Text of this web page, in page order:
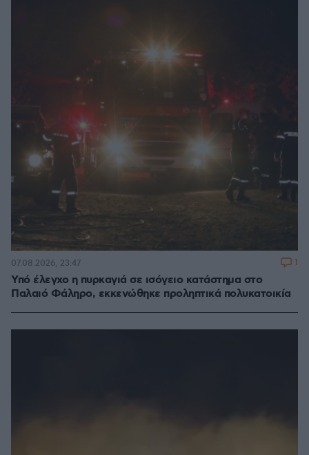
Υπό έλεγχο η πυρκαγιά σε ισόγειο κατάστημα στο
Παλαιό Φάληρο, εκκενώθηκε προληπτικά πολυκατοικία
07.08.2026, 23:47 1